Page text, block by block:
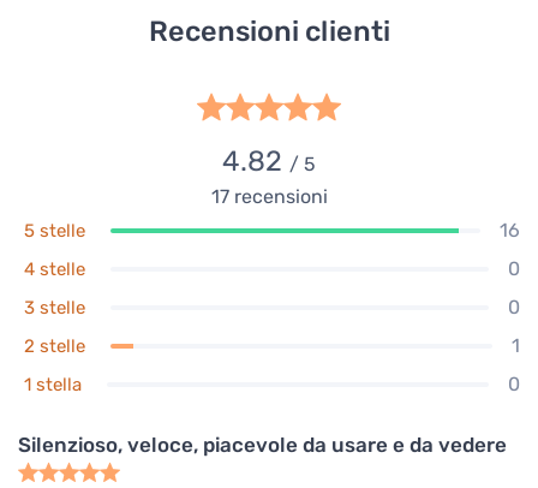
Recensioni clienti
4.82 / 5
17recensioni
5 stelle 16
4 stelle 0
3 stelle 0
2 stelle 1
1 stella 0
Silenzioso, veloce, piacevole da usare e da vedere